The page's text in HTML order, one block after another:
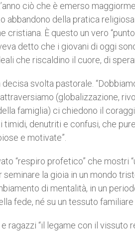
ciò che è emerso
abbandono della pratica
cristiana. È questo un vero
detto che i giovani di oggi
che riscaldino il cuore, di
decisa svolta pastorale.
(globalizzazione,
famiglia) ci chiedono il
denutriti e confusi, che
e motivate”.
“respiro profetico” che mostri
la gioia in un mondo
di mentalità, in un
fede, né su un tessuto familiare
ragazzi “il legame con il vissuto